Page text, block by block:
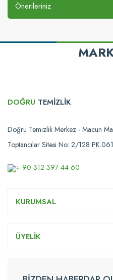
Önerileriniz
DOĞRU TEMİZLİK
Doğru Temizlik Merkez - Macun
Toptancılar Sitesi No: 2/128
+ 90 312 397 44 60
KURUMSAL
ÜYELİK